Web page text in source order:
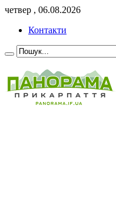
четвер , 06.08.2026
Контакти